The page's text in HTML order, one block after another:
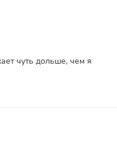
чуть дольше, чем я